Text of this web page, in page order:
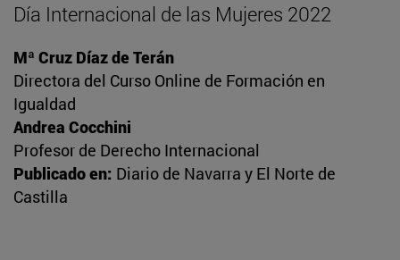
Día Internacional de las Mujeres 2022
Mª Cruz Díaz de Terán
Directora del Curso Online de Formación en
Igualdad
Andrea Cocchini
Profesor de Derecho Internacional
Publicado en: Diario de Navarra y El Norte de
Castilla